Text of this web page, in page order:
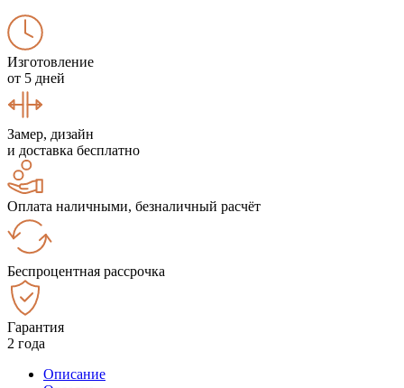
Изготовление
от 5 дней
Замер, дизайн
и доставка бесплатно
Оплата наличными, безналичный расчёт
Беспроцентная рассрочка
Гарантия
2 года
Описание